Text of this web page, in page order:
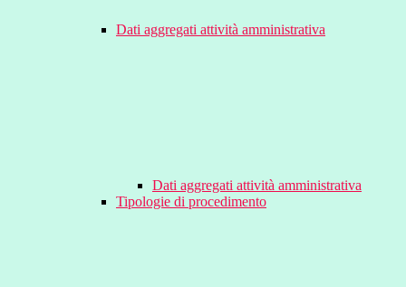
Dati aggregati attività amministrativa
Dati aggregati attività amministrativa
Tipologie di procedimento